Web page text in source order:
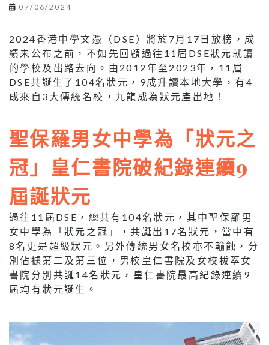
07/06/2024
2024香港中學文憑（DSE）將於7月17日放榜，成
績未公布之前，不如先回顧過往11屆DSE狀元就讀
的學校及出路去向。由2012年至2023年，11屆
DSE共誕生了104名狀元，9成升讀本地大學，有4
成來自3大傳統名校，九龍成為狀元產出地！
聖保羅男女中學為「狀元之
冠」皇仁書院破紀錄連續9
屆誕狀元
過往11屆DSE，總共有104名狀元，其中聖保羅男
女中學為「狀元之冠」，共誕出17名狀元，當中有
8名更是超級狀元。另外傳統男女名校亦不輸蝕，分
別佔據第二及第三位，男校皇仁書院及女校拔萃女
書院分別共誕14名狀元，皇仁書院最高紀錄連續9
屆均有狀元誕生。